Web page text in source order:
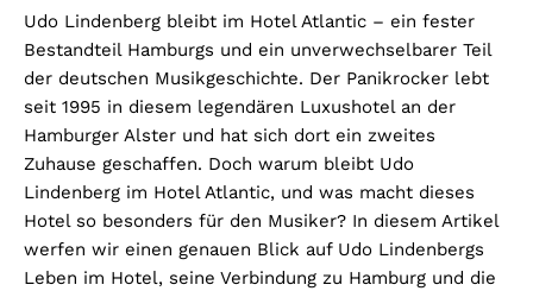
Udo Lindenberg bleibt im Hotel Atlantic – ein fester
Bestandteil Hamburgs und ein unverwechselbarer Teil
der deutschen Musikgeschichte. Der Panikrocker lebt
seit 1995 in diesem legendären Luxushotel an der
Hamburger Alster und hat sich dort ein zweites
Zuhause geschaffen. Doch warum bleibt Udo
Lindenberg im Hotel Atlantic, und was macht dieses
Hotel so besonders für den Musiker? In diesem Artikel
werfen wir einen genauen Blick auf Udo Lindenbergs
Leben im Hotel, seine Verbindung zu Hamburg und die